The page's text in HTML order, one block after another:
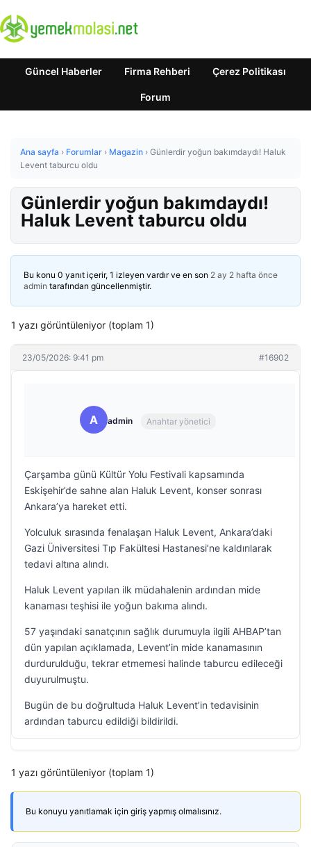
Güncel Haberler Firma Rehberi Çerez Politikası
Forum
Ana sayfa › Forumlar › Magazin › Günlerdir yoğun bakımdaydı! Haluk
Levent taburcu oldu
Günlerdir yoğun bakımdaydı!
Haluk Levent taburcu oldu
Bu konu 0 yanıt içerir, 1 izleyen vardır ve en son 2 ay 2 hafta önce
admin tarafından güncellenmiştir.
1 yazı görüntüleniyor (toplam 1)
23/05/2026: 9:41 pm #16902
A admin Anahtar yönetici
Çarşamba günü Kültür Yolu Festivali kapsamında
Eskişehir’de sahne alan Haluk Levent, konser sonrası
Ankara’ya hareket etti.
Yolculuk sırasında fenalaşan Haluk Levent, Ankara’daki
Gazi Üniversitesi Tıp Fakültesi Hastanesi’ne kaldırılarak
tedavi altına alındı.
Haluk Levent yapılan ilk müdahalenin ardından mide
kanaması teşhisi ile yoğun bakıma alındı.
57 yaşındaki sanatçının sağlık durumuyla ilgili AHBAP’tan
dün yapılan açıklamada, Levent’in mide kanamasının
durdurulduğu, tekrar etmemesi halinde taburcu edileceği
duyurulmuştu.
Bugün de bu doğrultuda Haluk Levent’in tedavisinin
ardından taburcu edildiği bildirildi.
1 yazı görüntüleniyor (toplam 1)
Bu konuyu yanıtlamak için giriş yapmış olmalısınız.